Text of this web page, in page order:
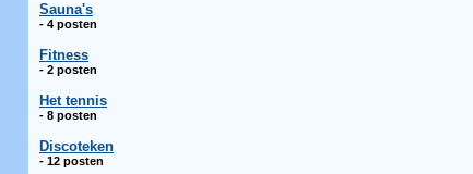
Sauna's
- 4 posten
Fitness
- 2 posten
Het tennis
- 8 posten
Discoteken
- 12 posten